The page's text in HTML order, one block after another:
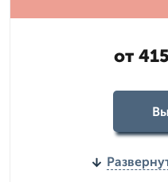
от